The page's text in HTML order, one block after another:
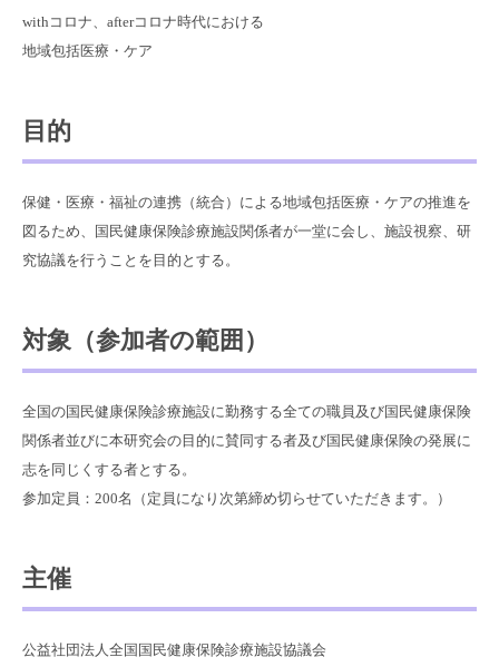
withコロナ、afterコロナ時代における
地域包括医療・ケア
目的
保健・医療・福祉の連携（統合）による地域包括医療・ケアの推進を
図るため、国民健康保険診療施設関係者が一堂に会し、施設視察、研
究協議を行うことを目的とする。
対象（参加者の範囲）
全国の国民健康保険診療施設に勤務する全ての職員及び国民健康保険
関係者並びに本研究会の目的に賛同する者及び国民健康保険の発展に
志を同じくする者とする。
参加定員：200名（定員になり次第締め切らせていただきます。）​
主催
公益社団法人全国国民健康保険診療施設協議会